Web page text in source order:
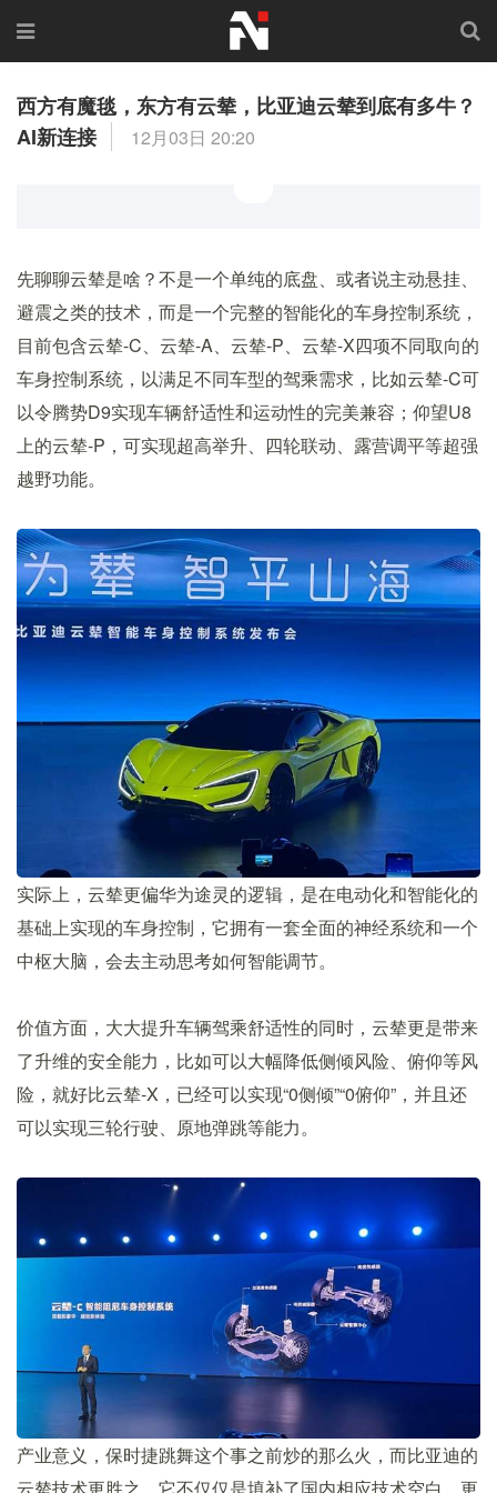
西方有魔毯，东方有云辇，比亚迪云辇到底有多牛？
AI新连接
12月03日 20:20
先聊聊云辇是啥？不是一个单纯的底盘、或者说主动悬挂、
避震之类的技术，而是一个完整的智能化的车身控制系统，
目前包含云辇-C、云辇-A、云辇-P、云辇-X四项不同取向的
车身控制系统，以满足不同车型的驾乘需求，比如云辇-C可
以令腾势D9实现车辆舒适性和运动性的完美兼容；仰望U8
上的云辇-P，可实现超高举升、四轮联动、露营调平等超强
越野功能。
实际上，云辇更偏华为途灵的逻辑，是在电动化和智能化的
基础上实现的车身控制，它拥有一套全面的神经系统和一个
中枢大脑，会去主动思考如何智能调节。
价值方面，大大提升车辆驾乘舒适性的同时，云辇更是带来
了升维的安全能力，比如可以大幅降低侧倾风险、俯仰等风
险，就好比云辇-X，已经可以实现“0侧倾”“0俯仰”，并且还
可以实现三轮行驶、原地弹跳等能力。
产业意义，保时捷跳舞这个事之前炒的那么火，而比亚迪的
云辇技术更胜之，它不仅仅是填补了国内相应技术空白，更